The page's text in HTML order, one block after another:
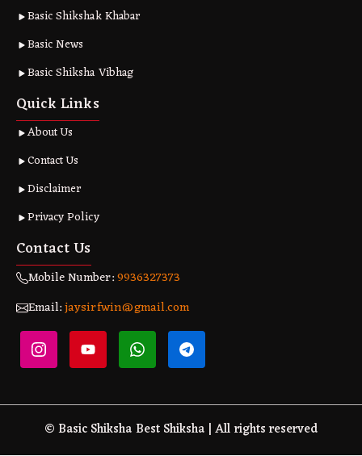
Basic Shikshak Khabar
Basic News
Basic Shiksha Vibhag
Quick Links
About Us
Contact Us
Disclaimer
Privacy Policy
Contact Us
Mobile Number:9936327373
Email:jaysirfwin@gmail.com
© Basic Shiksha Best Shiksha | All rights reserved